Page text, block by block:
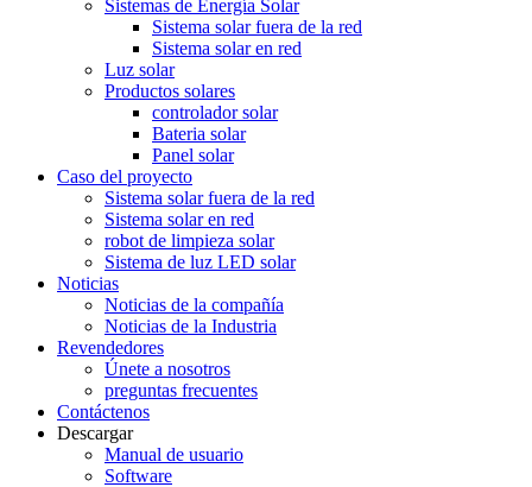
Sistemas de Energía Solar
Sistema solar fuera de la red
Sistema solar en red
Luz solar
Productos solares
controlador solar
Bateria solar
Panel solar
Caso del proyecto
Sistema solar fuera de la red
Sistema solar en red
robot de limpieza solar
Sistema de luz LED solar
Noticias
Noticias de la compañía
Noticias de la Industria
Revendedores
Únete a nosotros
preguntas frecuentes
Contáctenos
Descargar
Manual de usuario
Software